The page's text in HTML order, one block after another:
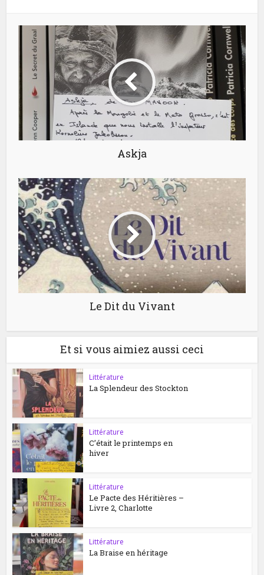
Askja
Le Dit du Vivant
Et si vous aimiez aussi ceci
Littérature
La Splendeur des Stockton
Littérature
C’était le printemps en
hiver
Littérature
Le Pacte des Héritières –
Livre 2, Charlotte
Littérature
La Braise en héritage